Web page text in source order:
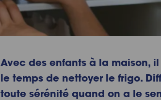
Avec des enfants à la maison,
le temps de nettoyer le frigo.
toute sérénité quand on a le